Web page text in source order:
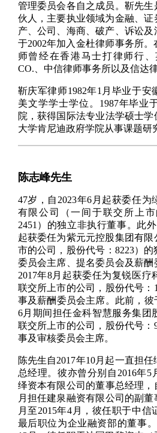
管理委员会各自之成员。靳先
伙人，主要执业领域为金融、
产、公司、海商、破产、诉讼
于2002年加入金杜律师事务所
师曾经在香港马士打律师行、
CO.、中信律师事务所以及信达
靳庆军律师1982年1月毕业于安
美文学学士学位。1987年毕业
院，获得国际法专业法学硕士学
大学肯尼迪政府学院从事课题研
陈志峰先生
47岁，自2023年6月起获委任为
有限公司（一间于联交所上市
2451）的独立非执行董事。此
起获委任为紫元元控股集团有限
市的公司，股份代号：8223）
委员会主席、提名委员会及薪酬
2017年8月起获委任为复锐医疗
联交所上市的公司，股份代号：
事及薪酬委员会主席。此前，彼
6月期间担任金科智慧服务集团
联交所上市的公司，股份代号：
事及审核委员会主席。
陈先生自2017年10月起一直担
总经理。彼亦曾分别自2016年5
绎资本有限公司的董事总经理，
月担任建泉融资有限公司的副董
月至2015年4月，彼任职于中
最后职位为企业融资部的董事